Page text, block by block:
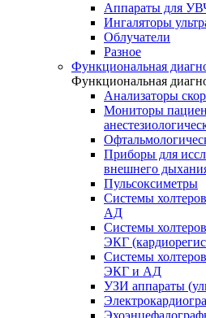
Аппараты для
Ингаляторы
Облучатели
Разное
Функциональная
Функциональная
Анализаторы
Мониторы
Приборы для
внешнего
Пульсоксиметры
Системы
АД
Системы
ЭКГ
Системы
ЭКГ и АД
УЗИ аппараты